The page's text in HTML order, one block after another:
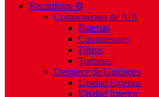
Recambios ⚙️
Componentes de A/A
Baterías
Compresores
Filtros
Turbinas
Despiece de Unidades
Unidad Exterior
Unidad Interior